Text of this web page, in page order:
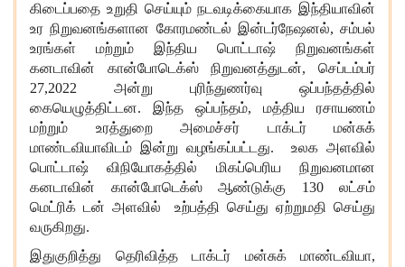
கிடைப்பதை உறுதி செய்யும் நடவடிக்கையாக இந்தியாவின்
உர நிறுவனங்களான கோரமண்டல் இன்டர்நேஷனல், சம்பல்
உரங்கள் மற்றும் இந்திய பொட்டாஷ் நிறுவனங்கள்
கனடாவின் கான்போடெக்ஸ் நிறுவனத்துடன், செப்டம்பர்
27,2022 அன்று புரிந்துணர்வு ஒப்பந்தத்தில்
கையெழுத்திட்டன. இந்த ஒப்பந்தம், மத்திய ரசாயணம்
மற்றும் உரத்துறை அமைச்சர் டாக்டர் மன்சுக்
மாண்டவியாவிடம் இன்று வழங்கப்பட்டது. உலக அளவில்
பொட்டாஷ் விநியோகத்தில் மிகப்பெரிய நிறுவனமான
கனடாவின் கான்போடெக்ஸ் ஆண்டுக்கு 130 லட்சம்
மெட்ரிக் டன் அளவில் உற்பத்தி செய்து ஏற்றுமதி செய்து
வருகிறது.
இதுகுறித்து தெரிவித்த டாக்டர் மன்சுக் மாண்டவியா,